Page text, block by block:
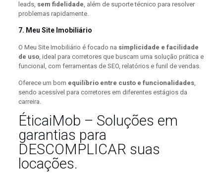
leads, sem fidelidade, além de suporte técnico para resolver
problemas rapidamente.
7. Meu Site Imobiliário
O Meu Site Imobiliário é focado na simplicidade e facilidade
de uso, ideal para corretores que buscam uma solução prática e
funcional, com ferramentas de SEO, relatórios e funil de vendas.
Oferece um bom equilíbrio entre custo e funcionalidades,
sendo acessível para corretores em diferentes estágios da
carreira.
ÉticaiMob – Soluções em
garantias para
DESCOMPLICAR suas
locações.